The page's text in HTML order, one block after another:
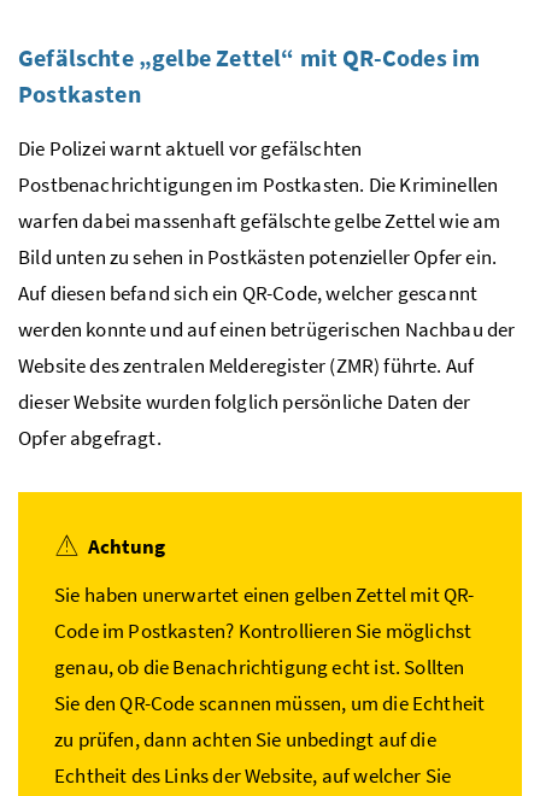
Gefälschte „gelbe Zettel“ mit QR-Codes im
Postkasten
Die Polizei warnt aktuell vor gefälschten
Postbenachrichtigungen im Postkasten. Die Kriminellen
warfen dabei massenhaft gefälschte gelbe Zettel wie am
Bild unten zu sehen in Postkästen potenzieller Opfer ein.
Auf diesen befand sich ein QR-Code, welcher gescannt
werden konnte und auf einen betrügerischen Nachbau der
Website des zentralen Melderegister (ZMR) führte. Auf
dieser Website wurden folglich persönliche Daten der
Opfer abgefragt.
Achtung
Sie haben unerwartet einen gelben Zettel mit QR-
Code im Postkasten? Kontrollieren Sie möglichst
genau, ob die Benachrichtigung echt ist. Sollten
Sie den QR-Code scannen müssen, um die Echtheit
zu prüfen, dann achten Sie unbedingt auf die
Echtheit des Links der Website, auf welcher Sie